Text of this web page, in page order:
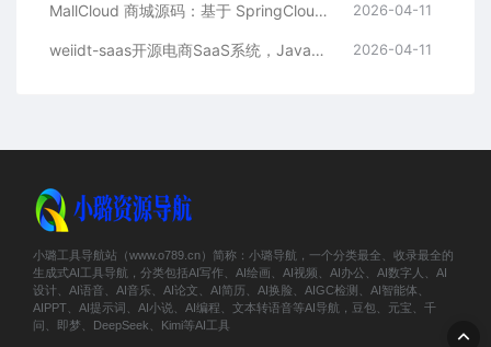
MallCloud 商城源码：基于 SpringCloud Alibaba 的高并发电商系统深度解析 2026-04-11
weiidt-saas开源电商SaaS系统，Java社区版，支持多租户与插件化扩展 2026-04-11
小璐工具导航站（www.o789.cn）简称：小璐导航，一个分类最全、收录最全的
生成式AI工具导航，分类包括AI写作、AI绘画、AI视频、AI办公、AI数字人、AI
设计、AI语音、AI音乐、AI论文、AI简历、AI换脸、AIGC检测、AI智能体、
AIPPT、AI提示词、AI小说、AI编程、文本转语音等AI导航，豆包、元宝、千
问、即梦、DeepSeek、Kimi等AI工具